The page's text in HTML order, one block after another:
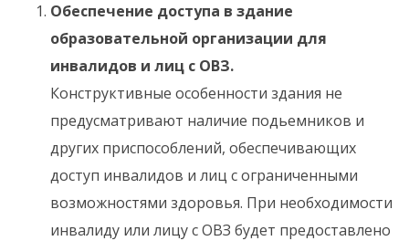
Обеспечение доступа в здание
образовательной организации для
инвалидов и лиц с ОВЗ.
Конструктивные особенности здания не
предусматривают наличие подьемников и
других приспособлений, обеспечивающих
доступ инвалидов и лиц с ограниченными
возможностями здоровья. При необходимости
инвалиду или лицу с ОВЗ будет предоставлено